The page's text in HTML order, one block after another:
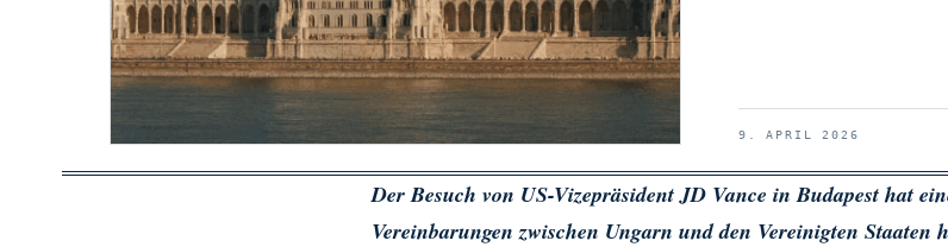
9. APRIL 2026
Der Besuch von US-Vizepräsident JD Vance in Budapest hat
Vereinbarungen zwischen Ungarn und den Vereinigten Staaten